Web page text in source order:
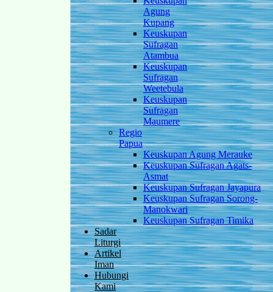
Agung
Kupang
Keuskupan
Sufragan
Atambua
Keuskupan
Sufragan
Weetebula
Keuskupan
Sufragan
Maumere
Regio
Papua
Keuskupan Agung Merauke
Keuskupan Sufragan Agats-
Asmat
Keuskupan Sufragan Jayapura
Keuskupan Sufragan Sorong-
Manokwari
Keuskupan Sufragan Timika
Sadar
Liturgi
Artikel
Iman
Hubungi
Kami